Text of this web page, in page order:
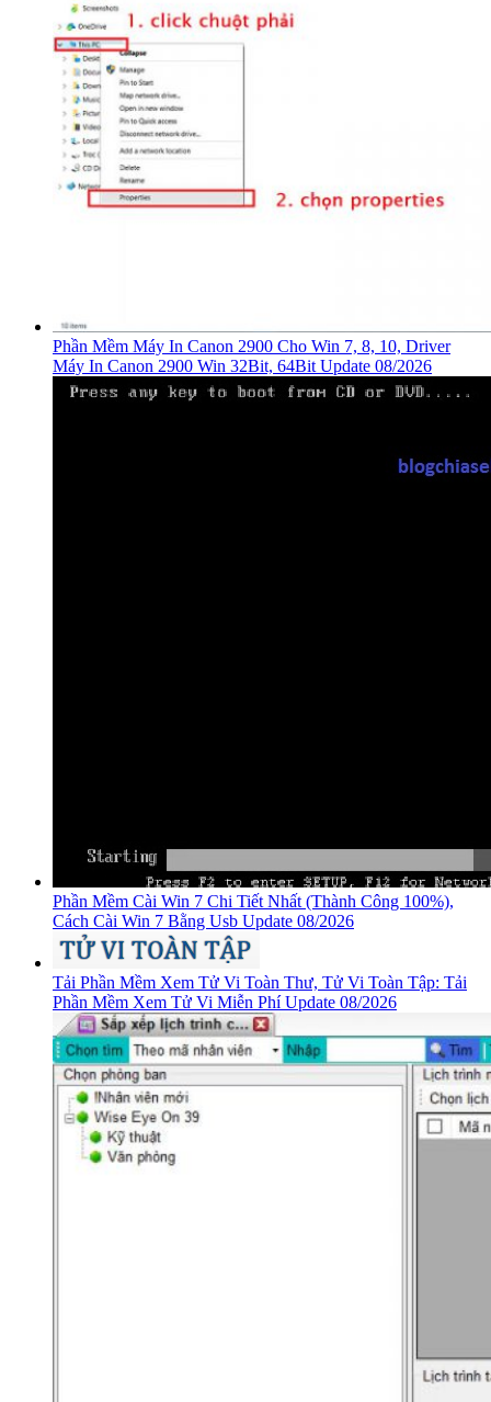
Phần Mềm Máy In Canon 2900 Cho Win 7, 8, 10, Driver
Máy In Canon 2900 Win 32Bit, 64Bit Update 08/2026
Phần Mềm Cài Win 7 Chi Tiết Nhất (Thành Công 100%),
Cách Cài Win 7 Bằng Usb Update 08/2026
Tải Phần Mềm Xem Tử Vi Toàn Thư, Tử Vi Toàn Tập: Tải
Phần Mềm Xem Tử Vi Miễn Phí Update 08/2026